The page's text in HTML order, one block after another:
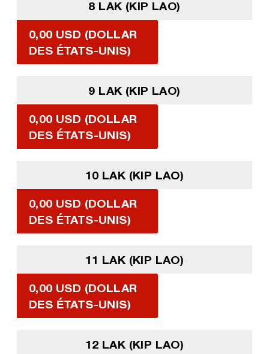
8 LAK (KIP LAO)
0,00 USD (DOLLAR
DES ÉTATS-UNIS)
9 LAK (KIP LAO)
0,00 USD (DOLLAR
DES ÉTATS-UNIS)
10 LAK (KIP LAO)
0,00 USD (DOLLAR
DES ÉTATS-UNIS)
11 LAK (KIP LAO)
0,00 USD (DOLLAR
DES ÉTATS-UNIS)
12 LAK (KIP LAO)